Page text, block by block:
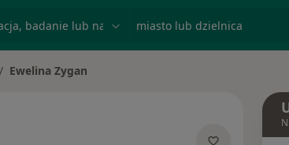
miasto
Ewelina Zygan